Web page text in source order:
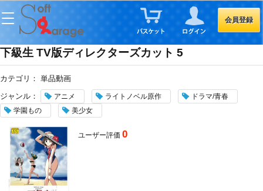
会員登録
下級生 TV版ディレクターズカット 5
カテゴリ： 単品動画
ジャンル：
アニメ ライトノベル原作
ドラマ/青春
学園もの
美少女
ユーザー評価0